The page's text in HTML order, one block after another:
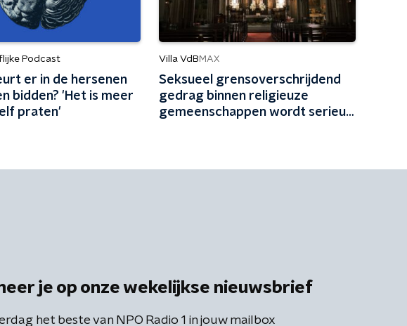
Podcast
er in de hersenen
bidden? 'Het is meer
praten'
Villa VdB MAX
Seksueel grensoverschrijdend
gedrag binnen religieuze
gemeenschappen wordt serieus
je op onze wekelijkse nieuwsbrief
het beste van NPO Radio 1 in jouw mailbox